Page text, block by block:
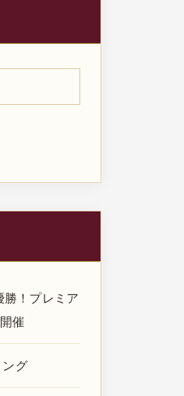
！プレミア
催
ング